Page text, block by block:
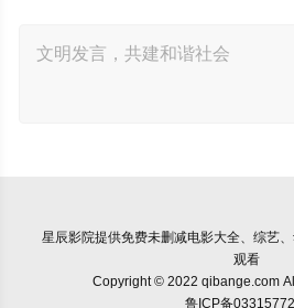
星辰影院提供免费未删减电影大全、综艺
观看
Copyright © 2022 qibange.com
鲁ICP备